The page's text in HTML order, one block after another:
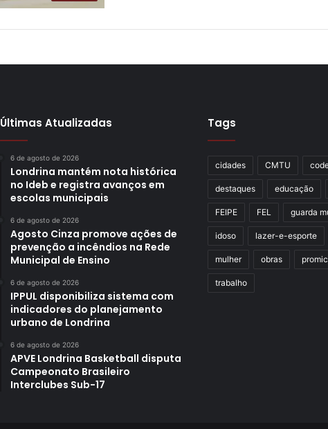
Últimas Atualizadas
6 de agosto de 2026
Londrina mantém nota histórica
no Ideb e registra avanços em
escolas municipais
6 de agosto de 2026
Agosto Cinza promove ações de
prevenção a incêndios na Rede
Municipal de Ensino
6 de agosto de 2026
IPPUL disponibiliza sistema com
indicadores do planejamento
urbano de Londrina
6 de agosto de 2026
APVE Londrina Basketball disputa
Campeonato Brasileiro
Interclubes Sub-17
Tags
cidades CMTU
destaques educação
FEIPE FEL guarda
idoso lazer-e-esporte
mulher obras promic
trabalho